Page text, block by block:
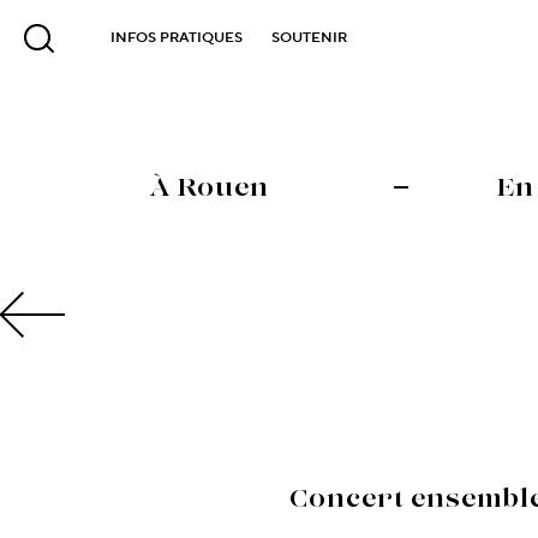
INFOS PRATIQUES SOUTENIR
À Rouen
Concert